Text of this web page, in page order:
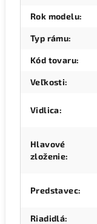
Rok modelu:
Typ rámu:
Kód tovaru:
Veľkosti:
Vidlica:
Hlavové
zloženie:
Predstavec:
Riadidlá: